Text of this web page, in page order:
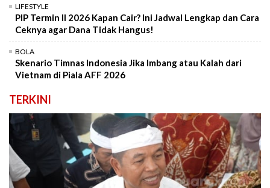
LIFESTYLE
PIP Termin II 2026 Kapan Cair? Ini Jadwal Lengkap dan Cara
Ceknya agar Dana Tidak Hangus!
BOLA
Skenario Timnas Indonesia Jika Imbang atau Kalah dari
Vietnam di Piala AFF 2026
TERKINI